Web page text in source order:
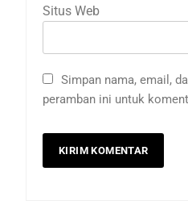
Situs Web
Simpan nama, email,
peramban ini untuk